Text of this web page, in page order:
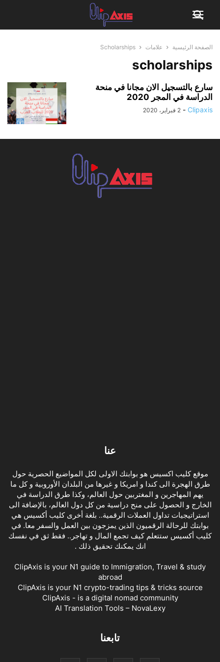
الصفحة الرئيسية علامات Scholarships
scholarships
سارع بالتسجيل الان مجانا في منحة
الدراسة في المجر 2020
Clipaxis
- 2 فبراير، 2020
عنا
موقع كليب اكسيس هو بوابتك الاولى لكل المواضيع الحصرية حول
طرق الهجرة الى كندا و امريكا و غيرها من البلدان الأوروبية و كل ما
يهم المهاجرين و المغتربين حول العالم، وكذا طرق الدراسة في
الخارج و الحصول على منح دراسية من كل دول العالم، بالإضافة الى
استراتيجيات تداول العملات الرقمية.. بلغة أخرى كليب أكسيس هي
بوابتك للرحالة الرقميون الذين يمزجون بين العمل والسفر معا. في
كليب أكسيس ستتعلم كيف تجمع المال و تهاجر.. فقط ثق في نفسك
انك يمكنك تحقيق ذلك .
ClipAxis is your N1 guide to Immigration, Travel & study
abroad
ClipAxis is your N1 crypto-trading tips & tricks source
ClipAxis - is a digital nomad community
AI Translation Tools – NovaLexy
تابعنا